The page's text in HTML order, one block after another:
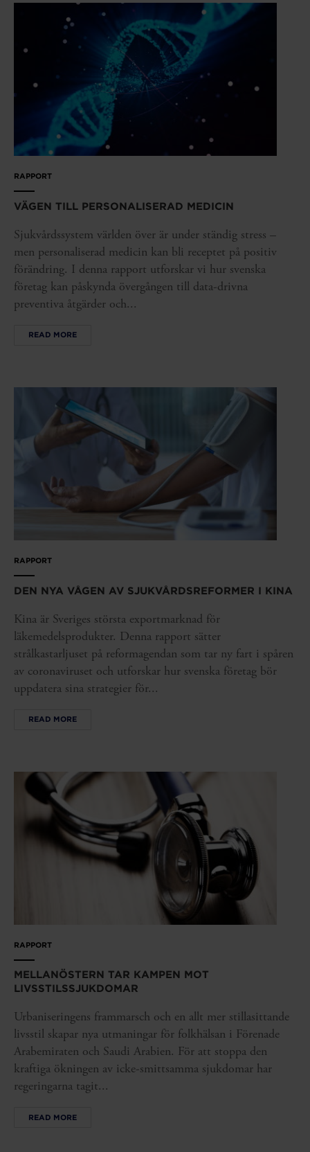
RAPPORT
VÄGEN TILL PERSONALISERAD MEDICIN
Sjukvårdssystem världen över är under ständig stress –
men personaliserad medicin kan bli receptet på positiv
förändring. I denna rapport utforskar vi hur svenska
företag kan påskynda övergången till data-drivna
preventiva åtgärder och...
READ MORE
RAPPORT
DEN NYA VÅGEN AV SJUKVÅRDSREFORMER I KINA
Kina är Sveriges största exportmarknad för
läkemedelsprodukter. Denna rapport sätter
strålkastarljuset på reformagendan som tar ny fart i spåren
av coronaviruset och utforskar hur svenska företag bör
uppdatera sina strategier för...
READ MORE
RAPPORT
MELLANÖSTERN TAR KAMPEN MOT
LIVSSTILSSJUKDOMAR
Urbaniseringens frammarsch och en allt mer stillasittande
livsstil skapar nya utmaningar för folkhälsan i Förenade
Arabemiraten och Saudi Arabien. För att stoppa den
kraftiga ökningen av icke-smittsamma sjukdomar har
regeringarna tagit...
READ MORE